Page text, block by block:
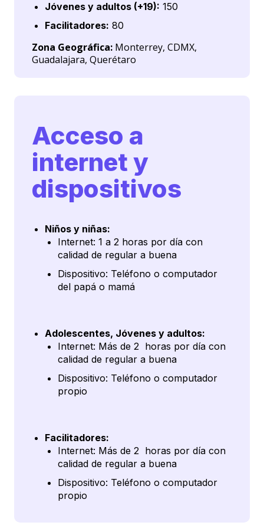
Jóvenes y adultos (+19): 150
Facilitadores: 80
Zona Geográfica:Monterrey, CDMX,
Guadalajara, Querétaro
Acceso a
internet y
dispositivos
Niños y niñas:
Internet: 1 a 2 horas por día con
calidad de regular a buena
Dispositivo: Teléfono o computador
del papá o mamá
Adolescentes, Jóvenes y adultos:
Internet: Más de 2 horas por día con
calidad de regular a buena
Dispositivo: Teléfono o computador
propio
Facilitadores:
Internet: Más de 2 horas por día con
calidad de regular a buena
Dispositivo: Teléfono o computador
propio